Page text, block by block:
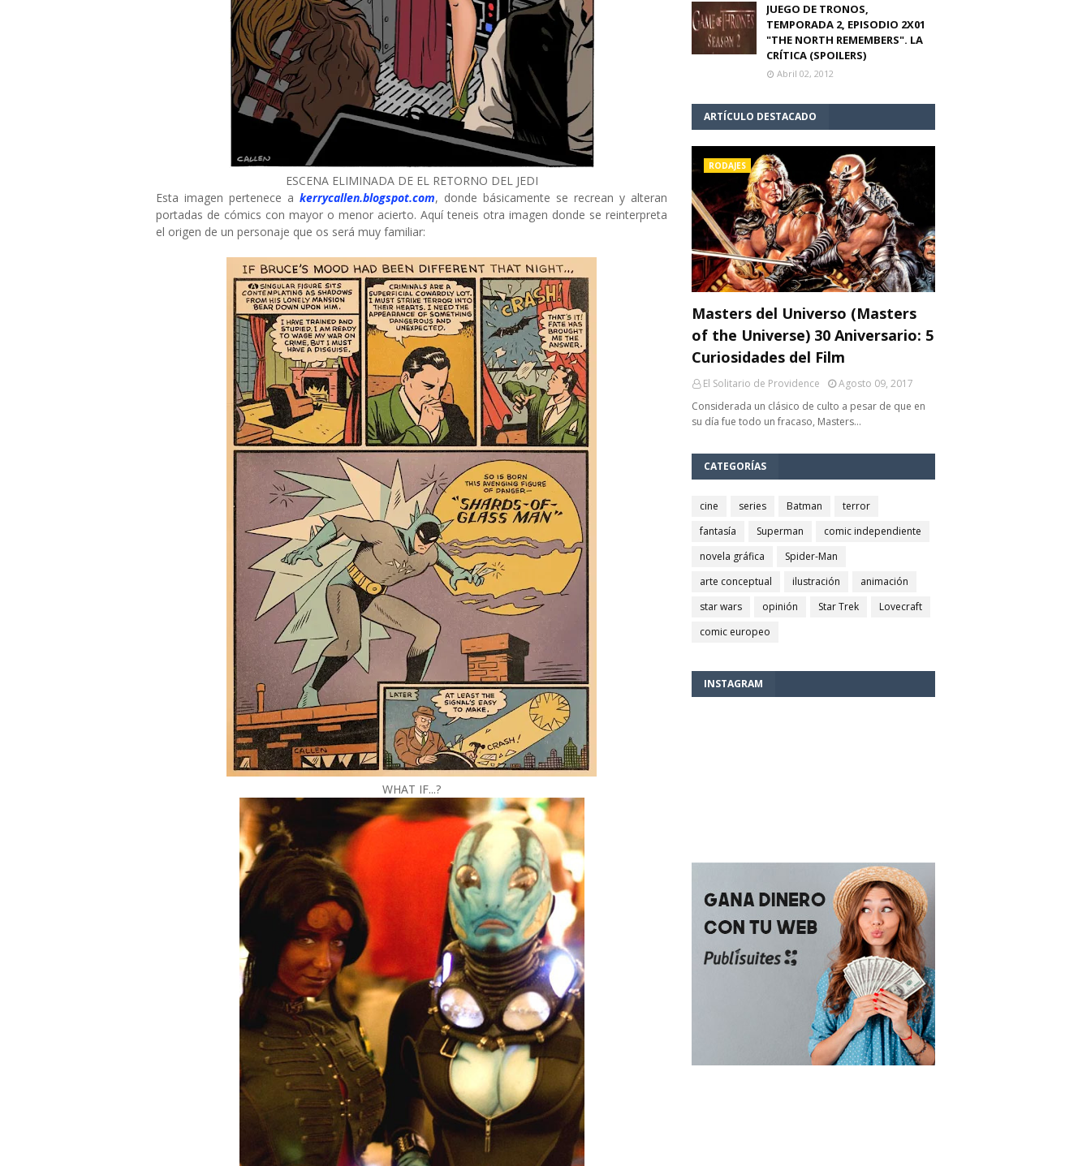
ESCENA ELIMINADA DE EL RETORNO DEL JEDI
Esta imagen pertenece a kerrycallen.blogspot.com, donde básicamente se recrean y alteran
portadas de cómics con mayor o menor acierto. Aquí teneis otra imagen donde se reinterpreta
el origen de un personaje que os será muy familiar:
WHAT IF...?
JUEGO DE TRONOS,
TEMPORADA 2, EPISODIO 2X01
"THE NORTH REMEMBERS". LA
CRÍTICA (SPOILERS)
Abril 02, 2012
ARTÍCULO DESTACADO
RODAJES
Masters del Universo (Masters
of the Universe) 30 Aniversario: 5
Curiosidades del Film
El Solitario de Providence
Agosto 09, 2017
Considerada un clásico de culto a pesar de que en
su día fue todo un fracaso, Masters…
CATEGORÍAS
cine series Batman
terror
fantasía
Superman
comic independiente
novela gráfica
Spider-Man
arte conceptual
ilustración
animación
star wars
opinión Star Trek
Lovecraft
comic europeo
INSTAGRAM